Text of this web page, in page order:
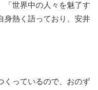
「世界中の人々を魅了す
身熱く語っており、安井
くっているので、おのず